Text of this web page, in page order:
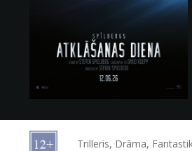
kartes
Trilleris, Drāma,